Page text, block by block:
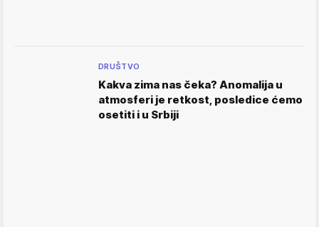
DRUŠTVO
Kakva zima nas čeka? Anomalija u
atmosferi je retkost, posledice ćemo
osetiti i u Srbiji